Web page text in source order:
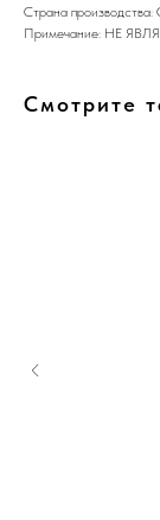
Страна
Примечание: НЕ
Смотрите